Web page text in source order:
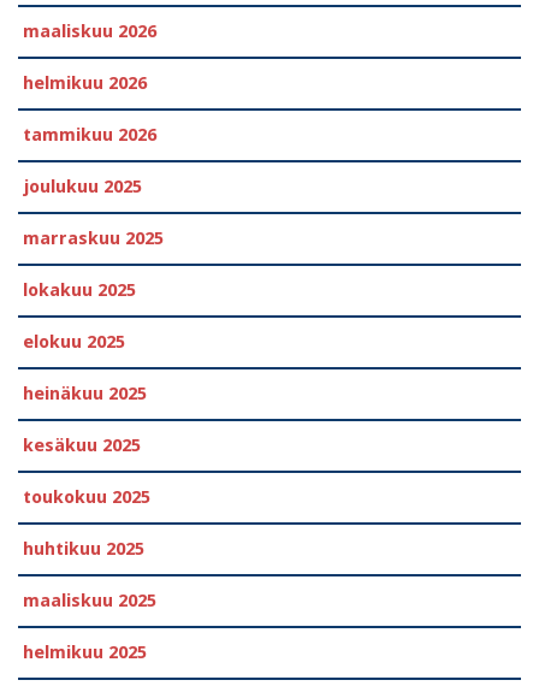
maaliskuu 2026
helmikuu 2026
tammikuu 2026
joulukuu 2025
marraskuu 2025
lokakuu 2025
elokuu 2025
heinäkuu 2025
kesäkuu 2025
toukokuu 2025
huhtikuu 2025
maaliskuu 2025
helmikuu 2025